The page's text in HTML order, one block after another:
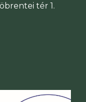
tér 1.